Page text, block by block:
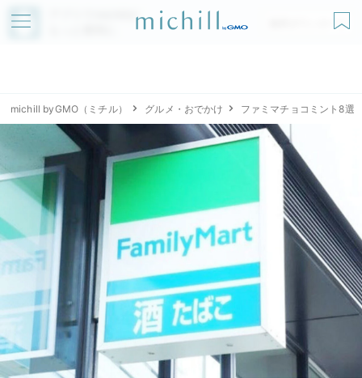
アプリでmichillが
無料ダウンロード
michill byGMO（ミチル） グルメ・おでかけ ファミマチョコミント8選